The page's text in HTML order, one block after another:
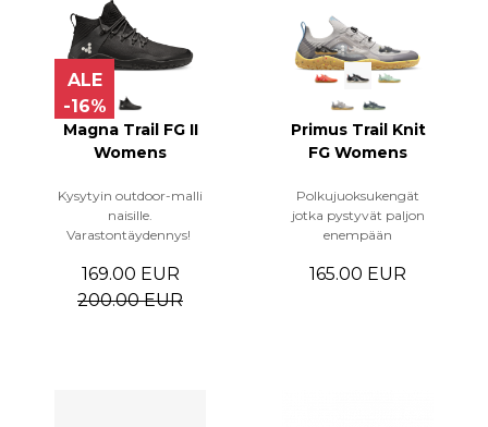
ALE
-16%
Magna Trail FG II
Womens
Kysytyin outdoor-malli
naisille.
Varastontäydennys!
169.00 EUR
200.00 EUR
Primus Trail Knit
FG Womens
Polkujuoksukengät
jotka pystyvät paljon
enempään
165.00 EUR